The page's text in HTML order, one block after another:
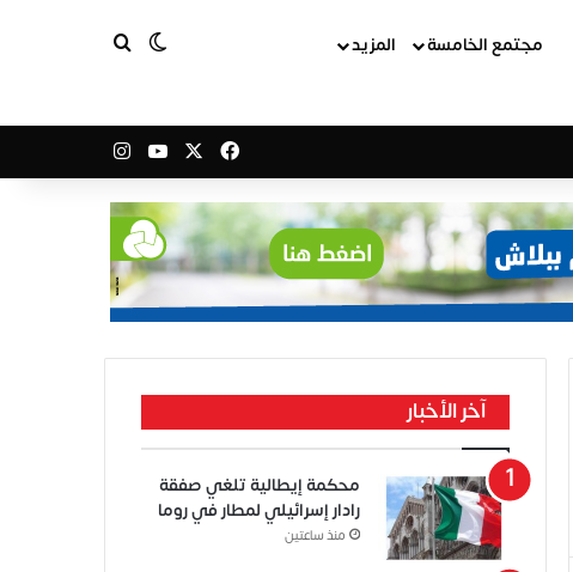
مجتمع الخامسة المزيد الوضع المظلم
فيسبوك ‫YouTube
آخر الأخبار
محكمة إيطالية تلغي صفقة
رادار إسرائيلي لمطار في روما
منذ ساعتين